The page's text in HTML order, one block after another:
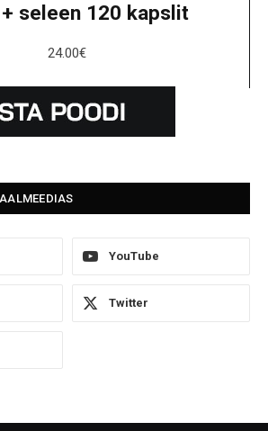
seleen 120 kapslit
24.00€
YouTube
Twitter